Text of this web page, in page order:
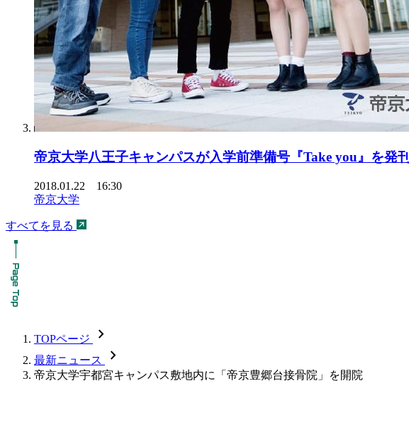
帝京大学八王子キャンパスが入学前準備号『Take you』を発刊
2018.01.22 16:30
帝京大学
すべてを見る
TOPページ chevron_forward
最新ニュース chevron_forward
帝京大学宇都宮キャンパス敷地内に「帝京豊郷台接骨院」を開院